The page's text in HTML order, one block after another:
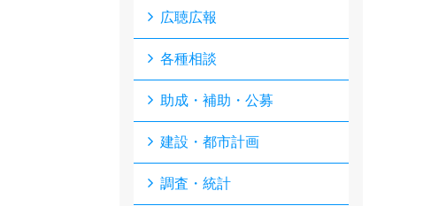
広聴広報
各種相談
助成・補助・公募
建設・都市計画
調査・統計